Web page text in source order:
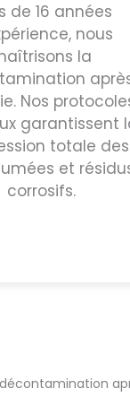
de 16 années
nous
la
Nos
garantissent
totale des
et
corrosifs.
décontamination